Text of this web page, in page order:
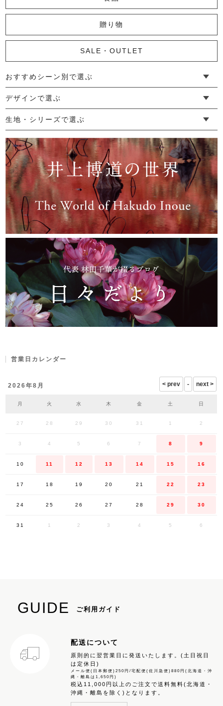
【リニューアル】marrowガウン
(税込)
贈り物
SALE・OUTLET
おすすめシーン別で選ぶ
└ 新生活
└ 和装
└ 旅行
└ 快眠
└ お祝い
デザインで選ぶ
└ ゆったりデザイン
└ 小柄さんにおすすめデザイン
└ 袖付きデザイン
└ メンズ・ユニセックスデザイン
└ 暮らしの黒色特集
生地・シリーズで選ぶ
└ 手紬手織り麻
└ 先染め麻
└ からみ織
└ グレーズリネン
└ 綿麻帆布
└ リネンツイード
└ リネンハンプ
└ ざっくり麻
└ オーガニックの蚊帳
└ かやキノミシリーズ
└ ふちどりシリーズ
└ 花紋シリーズ
└ 小紋シリーズ
└ 華わびシリーズ
└ 波ステッチシリーズ
└ あゆみ鹿シリーズ
└ 森の鹿シリーズ
└ まほろばシリーズ
└ 刺し子渦シリーズ
└ 革の水玉シリーズ
└ 新ビオシリーズ
営業日カレンダー
2026年8月
月 火 水 木 金 土 日
27 28 29 30 31 1 2
3 4 5 6 7 8 9
10 11 12 13 14 15 16
17 18 19 20 21 22 23
24 25 26 27 28 29 30
31 1 2 3 4 5 6
GUIDE ご利用ガイド
配送について
原則的に翌営業日に発送いたします。(土日祝日
は定休日)
メール便(日本郵便)250円/宅配便(佐川急便)880円(北海道・沖
縄・離島は1,650円)
税込11,000円以上のご注文で送料無料(北海道・
沖縄・離島を除く)となります。